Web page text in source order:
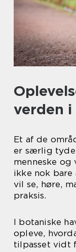
verden
Et af de
er særlig
menneske og
ikke nok
vil se, høre,
praksis.
I botaniske
opleve,
tilpasset vidt